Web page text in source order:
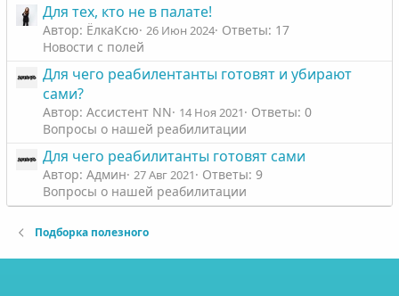
Для тех, кто не в палате!
Автор: ЁлкаКсю 26 Июн 2024 Ответы: 17
Новости с полей
Для чего реабилентанты готовят и убирают
сами?
Автор: Ассистент NN 14 Ноя 2021
Ответы: 0
Вопросы о нашей реабилитации
Для чего реабилитанты готовят сами
Автор: Админ 27 Авг 2021
Ответы: 9
Вопросы о нашей реабилитации
Подборка полезного